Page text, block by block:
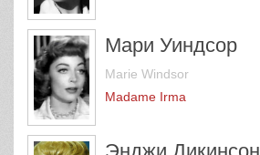
Мари Уиндсор
Marie Windsor
Madame Irma
Энджи Дикинсон